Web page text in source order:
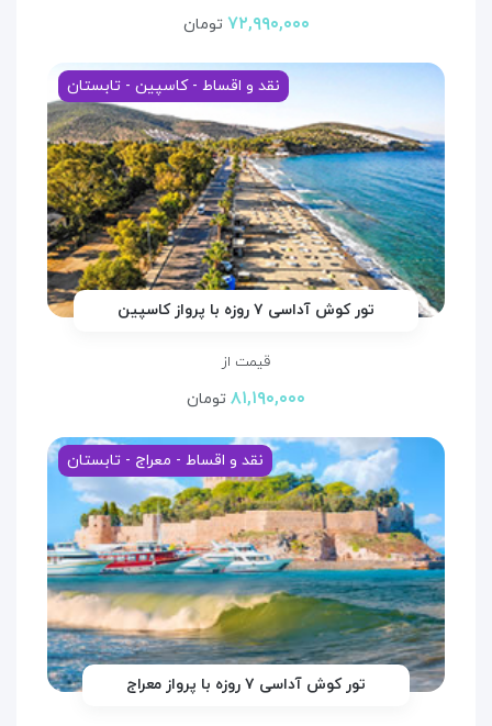
۷۲,۹۹۰,۰۰۰ تومان
نقد و اقساط - کاسپین - تابستان
تور کوش آداسی ۷ روزه با پرواز کاسپین
قیمت از
۸۱,۱۹۰,۰۰۰ تومان
نقد و اقساط - معراج - تابستان
تور کوش آداسی ۷ روزه با پرواز معراج